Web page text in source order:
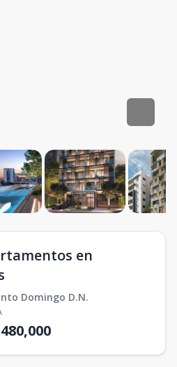
en
Domingo D.N.